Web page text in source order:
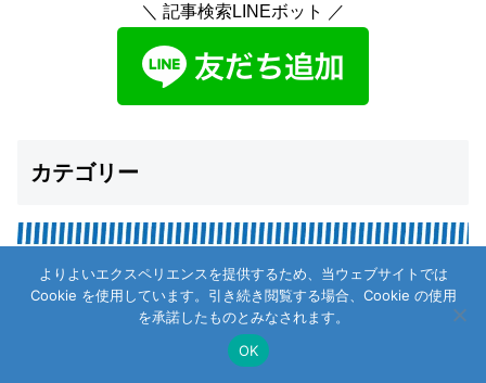
＼ 記事検索LINEボット ／
カテゴリー
よりよいエクスペリエンスを提供するため、当ウェブサイトでは
Cookie を使用しています。引き続き閲覧する場合、Cookie の使用
を承諾したものとみなされます。
OK